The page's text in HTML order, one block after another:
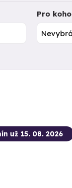
Pro koho
už 15. 08. 2026